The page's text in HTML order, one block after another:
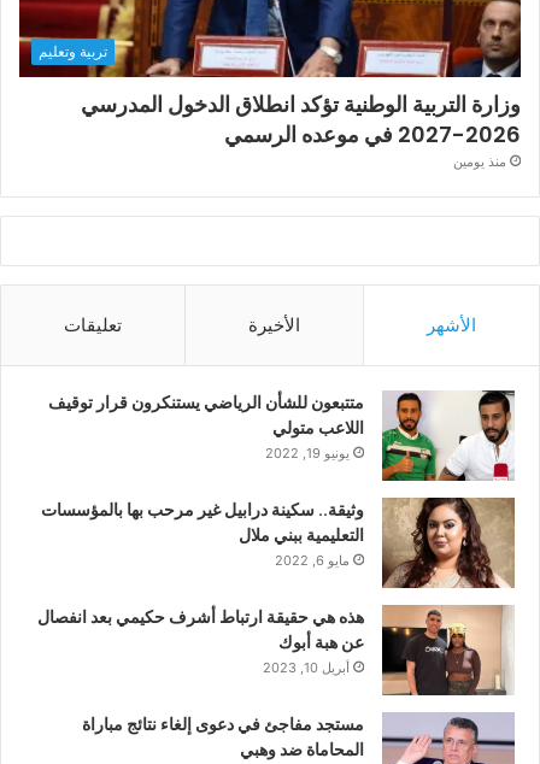
تربية وتعليم
وزارة التربية الوطنية تؤكد انطلاق الدخول المدرسي
2026-2027 في موعده الرسمي
منذ يومين
الأشهر الأخيرة تعليقات
متتبعون للشأن الرياضي يستنكرون قرار توقيف
اللاعب متولي
يونيو 19, 2022
وثيقة.. سكينة درابيل غير مرحب بها بالمؤسسات
التعليمية ببني ملال
مايو 6, 2022
هذه هي حقيقة ارتباط أشرف حكيمي بعد انفصال
عن هبة أبوك
أبريل 10, 2023
مستجد مفاجئ في دعوى إلغاء نتائج مباراة
المحاماة ضد وهبي